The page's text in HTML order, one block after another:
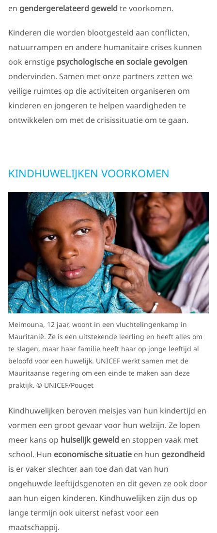
en gendergerelateerd geweldte voorkomen.
Kinderen die worden blootgesteld aan conflicten,
natuurrampen en andere humanitaire crises kunnen
ook ernstige psychologische en sociale gevolgen
ondervinden. Samen met onze partners zetten we
veilige ruimtes op die activiteiten organiseren om
kinderen en jongeren te helpen vaardigheden te
ontwikkelen om met de crisissituatie om te gaan.
KINDHUWELIJKEN VOORKOMEN
Meimouna, 12 jaar, woont in een vluchtelingenkamp in
Mauritanië. Ze is een uitstekende leerling en heeft alles om
te slagen, maar haar familie heeft haar op jonge leeftijd al
beloofd voor een huwelijk. UNICEF werkt samen met de
Mauritaanse regering om een einde te maken aan deze
praktijk. © UNICEF/Pouget
Kindhuwelijken beroven meisjes van hun kindertijd en
vormen een groot gevaar voor hun welzijn. Ze lopen
meer kans op huiselijk gewelden stoppen vaak met
school. Hun economische situatieen hun gezondheid
is er vaker slechter aan toe dan dat van hun
ongehuwde leeftijdsgenoten en dit geven ze ook door
aan hun eigen kinderen. Kindhuwelijken zijn dus op
lange termijn ook uiterst nefast voor een
maatschappij.